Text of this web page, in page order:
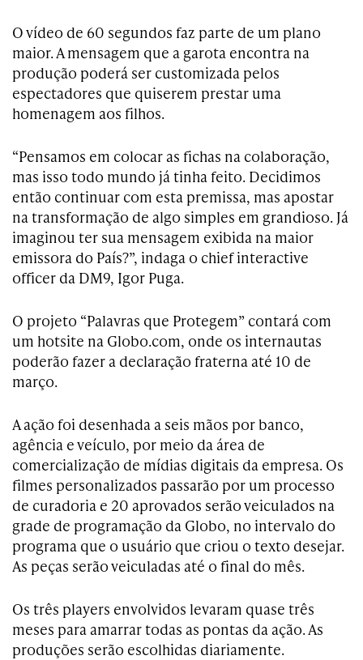
O vídeo de 60 segundos faz parte de um plano
maior. A mensagem que a garota encontra na
produção poderá ser customizada pelos
espectadores que quiserem prestar uma
homenagem aos filhos.
“Pensamos em colocar as fichas na colaboração,
mas isso todo mundo já tinha feito. Decidimos
então continuar com esta premissa, mas apostar
na transformação de algo simples em grandioso. Já
imaginou ter sua mensagem exibida na maior
emissora do País?”, indaga o chief interactive
officer da DM9, Igor Puga.
O projeto “Palavras que Protegem” contará com
um hotsite na Globo.com, onde os internautas
poderão fazer a declaração fraterna até 10 de
março.
A ação foi desenhada a seis mãos por banco,
agência e veículo, por meio da área de
comercialização de mídias digitais da empresa. Os
filmes personalizados passarão por um processo
de curadoria e 20 aprovados serão veiculados na
grade de programação da Globo, no intervalo do
programa que o usuário que criou o texto desejar.
As peças serão veiculadas até o final do mês.
Os três players envolvidos levaram quase três
meses para amarrar todas as pontas da ação. As
produções serão escolhidas diariamente.